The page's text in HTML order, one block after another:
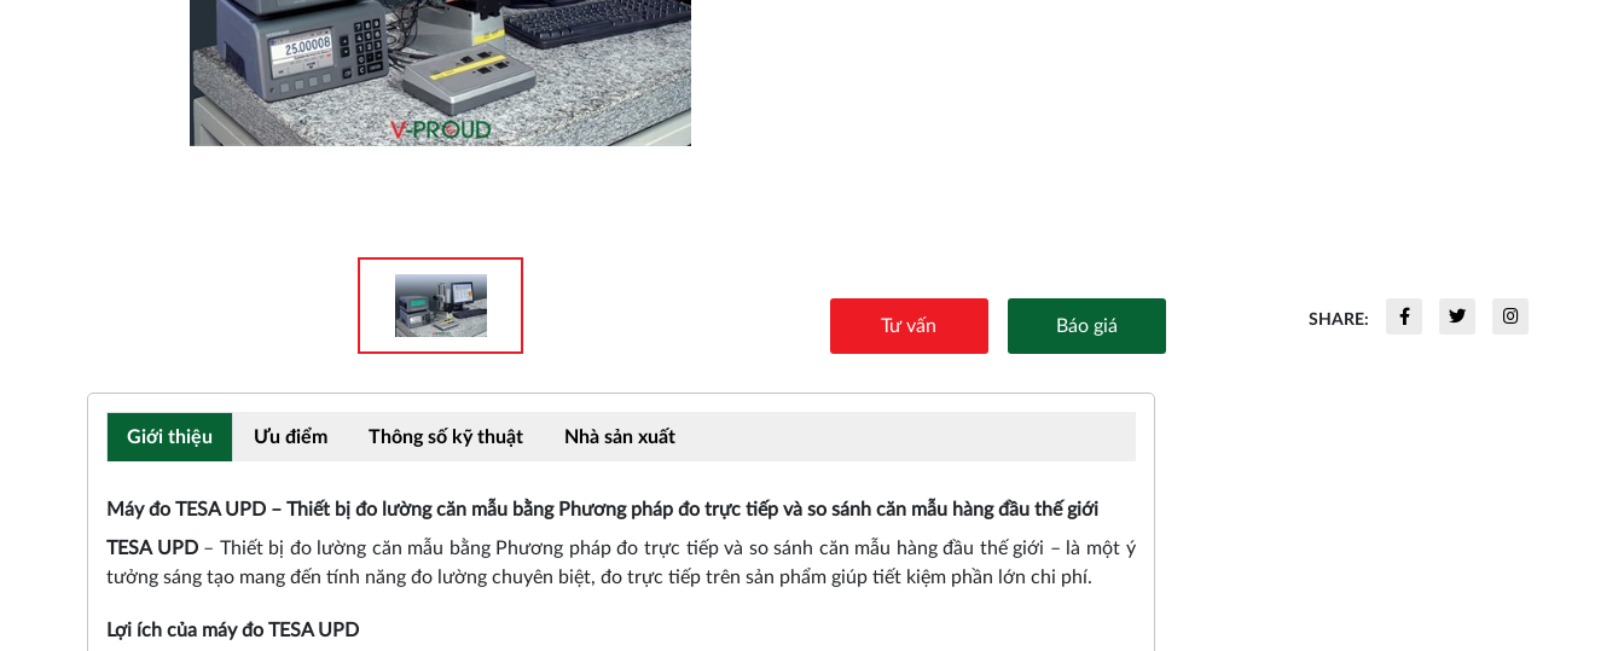
Tư vấn Báo giá SHARE:
Giới thiệu Ưu điểm Thông số kỹ thuật Nhà sản xuất
Máy đo TESA UPD – Thiết bị đo lường căn mẫu bằng Phương pháp đo trực tiếp và so sánh căn mẫu hàng đầu thế giới
TESA UPD– Thiết bị đo lường căn mẫu bằng Phương pháp đo trực tiếp và so sánh căn mẫu hàng đầu thế giới – là một ý
tưởng sáng tạo mang đến tính năng đo lường chuyên biệt, đo trực tiếp trên sản phẩm giúp tiết kiệm phần lớn chi phí.
Lợi ích của máy đo TESA UPD